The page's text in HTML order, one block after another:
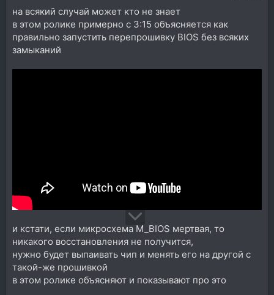
на всякий случай может кто не знает
в этом ролике примерно с 3:15 объясняется как
правильно запустить перепрошивку BIOS без всяких
замыканий
и кстати, если микросхема M_BIOS мертвая, то
никакого восстановления не получится,
нужно будет выпаивать чип и менять его на другой с
такой-же прошивкой
в этом ролике объясняют и показывают про это